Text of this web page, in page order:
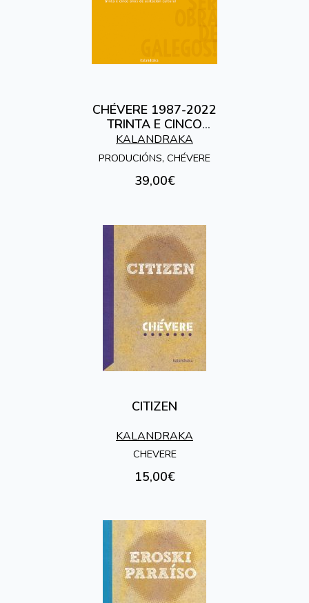
CHÉVERE 1987-2022
TRINTA E CINCO
ANOS DE AXITACIÓN
CULTURAL. ISTO NON
PODE SER O
KALANDRAKA
PRODUCIÓNS, CHÉVERE
39,00€
CITIZEN
KALANDRAKA
CHEVERE
15,00€